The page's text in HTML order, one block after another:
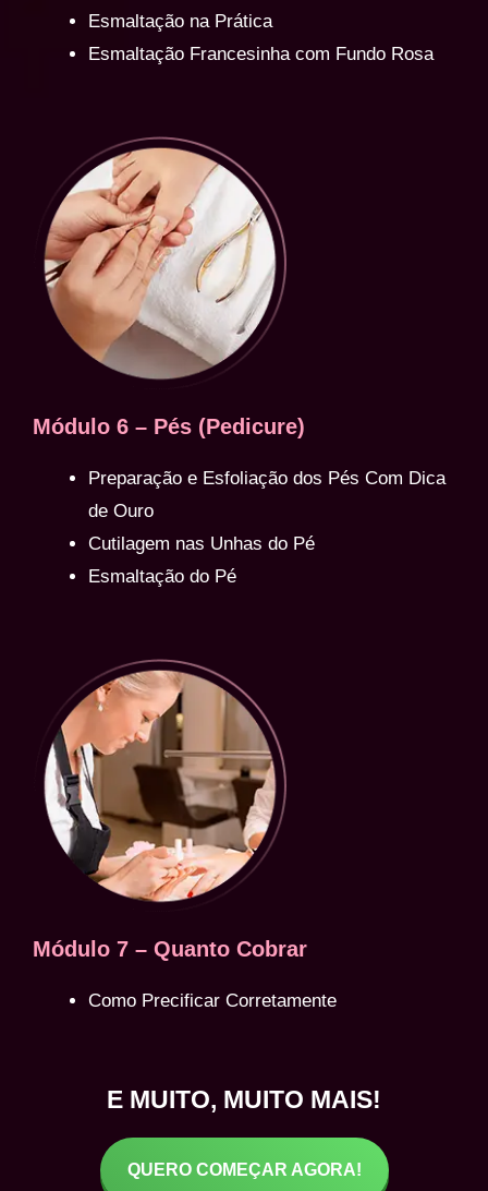
Esmaltação na Prática
Esmaltação Francesinha com Fundo Rosa
Módulo 6 – Pés (Pedicure)
Preparação e Esfoliação dos Pés Com Dica
de Ouro
Cutilagem nas Unhas do Pé
Esmaltação do Pé
Módulo 7 – Quanto Cobrar
Como Precificar Corretamente
E MUITO, MUITO MAIS!
QUERO COMEÇAR AGORA!